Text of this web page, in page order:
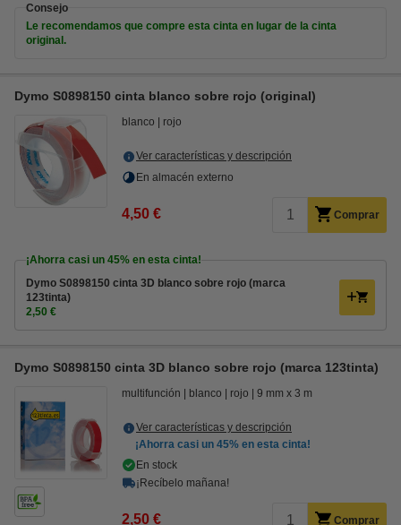
Consejo
Le recomendamos que compre esta cinta en lugar de la cinta
original.
Dymo S0898150 cinta blanco sobre rojo (original)
blanco rojo
Ver características y descripción
En almacén externo
4,50 € Comprar
¡Ahorra casi un 45% en esta cinta!
Dymo S0898150 cinta 3D blanco sobre rojo (marca
123tinta)
2,50 €
Dymo S0898150 cinta 3D blanco sobre rojo (marca 123tinta)
multifunción blanco rojo 9 mm x 3 m
Ver características y descripción
¡Ahorra casi un 45% en esta cinta!
En stock
¡Recíbelo mañana!
2,50 € Comprar